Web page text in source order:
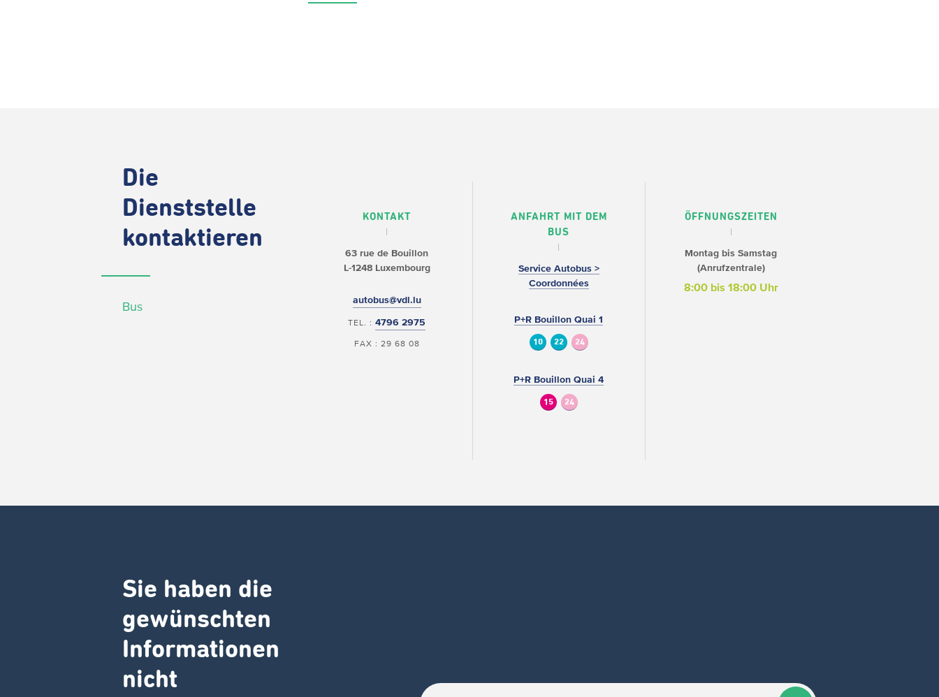
Die
Dienststelle
kontaktieren
Bus
KONTAKT
63 rue de Bouillon
L-1248 Luxembourg
autobus@vdl.lu
TEL. :4796 2975
FAX : 29 68 08
ANFAHRT MIT DEM
BUS
Service Autobus >
Coordonnées
P+R Bouillon Quai 1
10 22 24
P+R Bouillon Quai 4
15 24
ÖFFNUNGSZEITEN
Montag bis Samstag
(Anrufzentrale)
8:00 bis 18:00 Uhr
Sie haben die
gewünschten
Informationen
nicht